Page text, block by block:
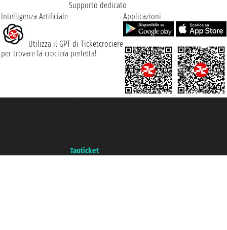
Supporto dedicato
Intelligenza Artificiale
Utilizza il GPT di Ticketcrociere
per trovare la crociera perfetta!
Applicazioni
Taoticket